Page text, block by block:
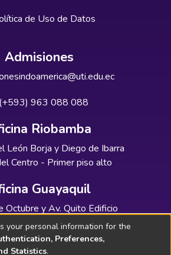
de Uso de Datos
Admisiones
(+593) 963 088 088
Riobamba
León Borja y Diego de Ibarra
Centro - Primer piso alto
Guayaquil
Octubre y Av. Quito Edificio
- Planta baja
your personal information for the
Preferences,
Statistics.